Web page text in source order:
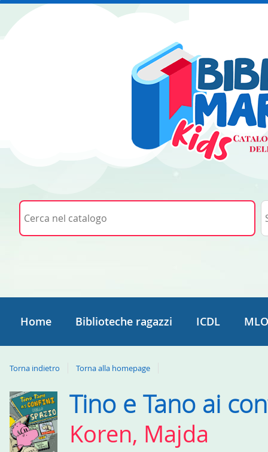
Cerca su "Cerca nel catalogo"
Home Biblioteche ragazzi ICDL
Torna indietro Torna alla homepage
Dettaglio
del
documento
Tino e Tano ai
Koren, Majda